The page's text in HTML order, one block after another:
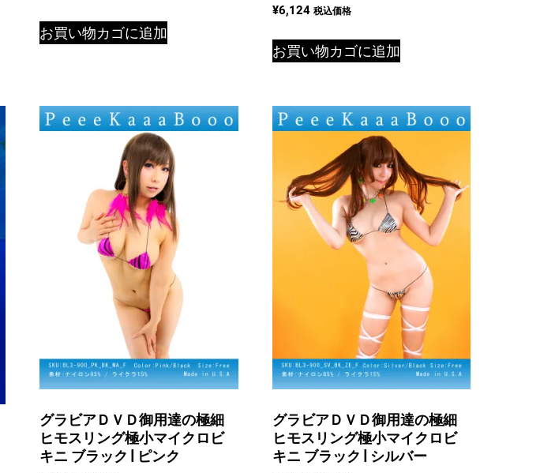
お買い物カゴに追加
¥6,124 税込価格
お買い物カゴに追加
グラビアＤＶＤ御用達の極細
ヒモスリング極小マイクロビ
キニ ブラック | ピンク
グラビアＤＶＤ御用達の極細
ヒモスリング極小マイクロビ
キニ ブラック | シルバー